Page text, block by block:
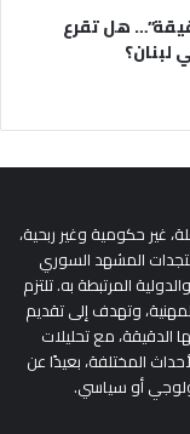
هل تقرع
لبنان؟
غير حكومية وغير ربحية،
المشهد السوري
المرتبطة به. تلتزم
وتهدف إلى تقديم
الدقيقة، مع تحليلات
المختلفة، بعيدًا عن
أو سياسي.